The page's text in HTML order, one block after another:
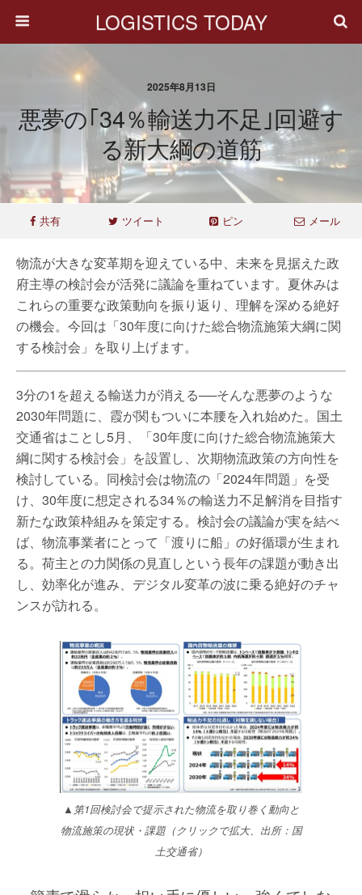
LOGISTICS TODAY
2025年8月13日
悪夢の｢34％輸送力不足｣回避す
る新大綱の道筋
共有 ツイート ピン メール
物流が大きな変革期を迎えている中、未来を見据えた政
府主導の検討会が活発に議論を重ねています。夏休みは
これらの重要な政策動向を振り返り、理解を深める絶好
の機会。今回は「30年度に向けた総合物流施策大綱に関
する検討会」を取り上げます。
3分の1を超える輸送力が消える──そんな悪夢のような
2030年問題に、霞が関もついに本腰を入れ始めた。国土
交通省はことし5月、「30年度に向けた総合物流施策大
綱に関する検討会」を設置し、次期物流政策の方向性を
検討している。同検討会は物流の「2024年問題」を受
け、30年度に想定される34％の輸送力不足解消を目指す
新たな政策枠組みを策定する。検討会の議論が実を結べ
ば、物流事業者にとって「渡りに船」の好循環が生まれ
る。荷主との力関係の見直しという長年の課題が動き出
し、効率化が進み、デジタル変革の波に乗る絶好のチャ
ンスが訪れる。
▲第1回検討会で提示された物流を取り巻く動向と
物流施策の現状・課題（クリックで拡大、出所：国
土交通省）